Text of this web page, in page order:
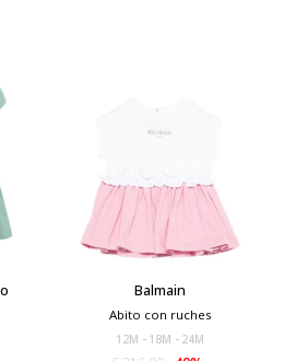
Balmain
Abito con ruches
12M 18M 24M